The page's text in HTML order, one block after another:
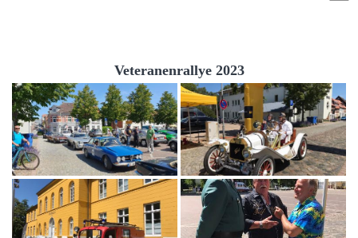
Veteranenrallye 2023